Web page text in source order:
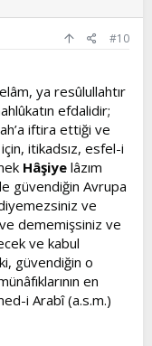
#10
ya resûlullahtır
efdalidir;
iftira ettiği ve
için, itikadsız, esfel-i
Hâşiye lâzım
güvendiğin Avrupa
ve
dememişsiniz ve
ve kabul
güvendiğin o
en
i Arabî (a.s.m.)